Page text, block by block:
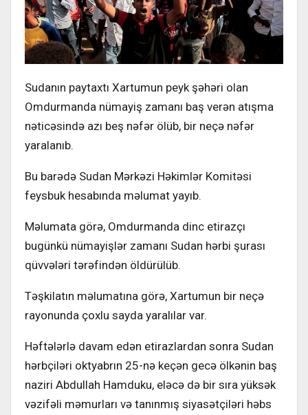
Sudanın paytaxtı Xartumun peyk şəhəri olan
Omdurmanda nümayiş zamanı baş verən atışma
nəticəsində azı beş nəfər ölüb, bir neçə nəfər
yaralanıb.
Bu barədə Sudan Mərkəzi Həkimlər Komitəsi
feysbuk hesabında məlumat yayıb.
Məlumata görə, Omdurmanda dinc etirazçı
bugünkü nümayişlər zamanı Sudan hərbi şurası
qüvvələri tərəfindən öldürülüb.
Təşkilatın məlumatına görə, Xartumun bir neçə
rayonunda çoxlu sayda yaralılar var.
Həftələrlə davam edən etirazlardan sonra Sudan
hərbçiləri oktyabrın 25-nə keçən gecə ölkənin baş
naziri Abdullah Hamduku, eləcə də bir sıra yüksək
vəzifəli məmurları və tanınmış siyasətçiləri həbs